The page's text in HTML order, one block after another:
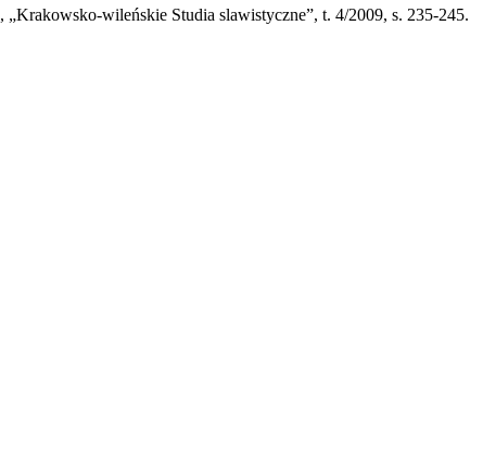
, „Krakowsko-wileńskie Studia slawistyczne”, t. 4/2009, s. 235-245.